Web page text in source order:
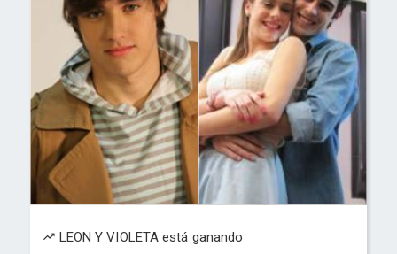
LEON Y VIOLETA está ganando